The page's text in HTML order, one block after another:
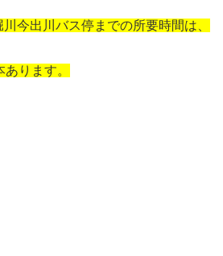
今出川バス停までの所要時間は、
ります。